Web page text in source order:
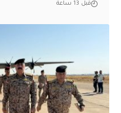
قبل 13 ساعة